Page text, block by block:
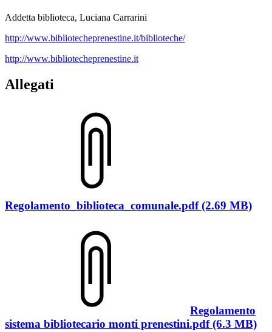
Addetta biblioteca, Luciana Carrarini
http://www.bibliotecheprenestine.it/biblioteche/
http://www.bibliotecheprenestine.it
Allegati
Regolamento_biblioteca_comunale.pdf (2.69 MB)
Regolamento
sistema bibliotecario monti prenestini.pdf (6.3 MB)